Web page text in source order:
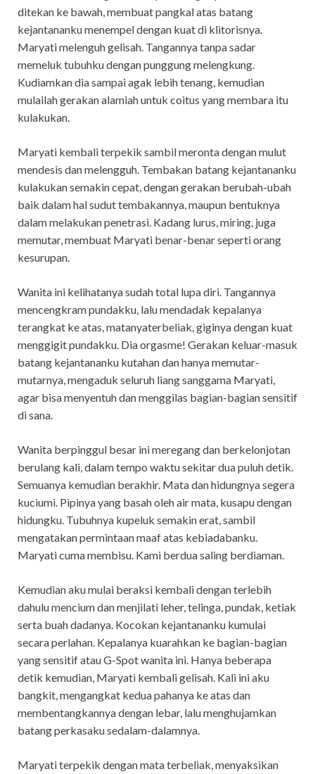
ditekan ke bawah, membuat pangkal atas batang
kejantananku menempel dengan kuat di klitorisnya.
Maryati melenguh gelisah. Tangannya tanpa sadar
memeluk tubuhku dengan punggung melengkung.
Kudiamkan dia sampai agak lebih tenang, kemudian
mulailah gerakan alamiah untuk coitus yang membara itu
kulakukan.
Maryati kembali terpekik sambil meronta dengan mulut
mendesis dan melengguh. Tembakan batang kejantananku
kulakukan semakin cepat, dengan gerakan berubah-ubah
baik dalam hal sudut tembakannya, maupun bentuknya
dalam melakukan penetrasi. Kadang lurus, miring, juga
memutar, membuat Maryati benar-benar seperti orang
kesurupan.
Wanita ini kelihatanya sudah total lupa diri. Tangannya
mencengkram pundakku, lalu mendadak kepalanya
terangkat ke atas, matanyaterbeliak, giginya dengan kuat
menggigit pundakku. Dia orgasme! Gerakan keluar-masuk
batang kejantananku kutahan dan hanya memutar-
mutarnya, mengaduk seluruh liang sanggama Maryati,
agar bisa menyentuh dan menggilas bagian-bagian sensitif
di sana.
Wanita berpinggul besar ini meregang dan berkelonjotan
berulang kali, dalam tempo waktu sekitar dua puluh detik.
Semuanya kemudian berakhir. Mata dan hidungnya segera
kuciumi. Pipinya yang basah oleh air mata, kusapu dengan
hidungku. Tubuhnya kupeluk semakin erat, sambil
mengatakan permintaan maaf atas kebiadabanku.
Maryati cuma membisu. Kami berdua saling berdiaman.
Kemudian aku mulai beraksi kembali dengan terlebih
dahulu mencium dan menjilati leher, telinga, pundak, ketiak
serta buah dadanya. Kocokan kejantananku kumulai
secara perlahan. Kepalanya kuarahkan ke bagian-bagian
yang sensitif atau G-Spot wanita ini. Hanya beberapa
detik kemudian, Maryati kembali gelisah. Kali ini aku
bangkit, mengangkat kedua pahanya ke atas dan
membentangkannya dengan lebar, lalu menghujamkan
batang perkasaku sedalam-dalamnya.
Maryati terpekik dengan mata terbeliak, menyaksikan